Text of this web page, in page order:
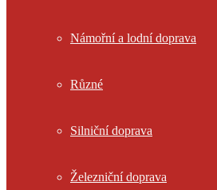
Námořní a lodní doprava
Různé
Silniční doprava
Železniční doprava